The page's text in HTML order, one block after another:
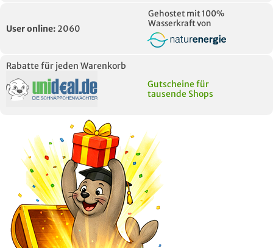
User online: 2060
Gehostet mit 100%
Wasserkraft von
Rabatte für jeden Warenkorb
Gutscheine für
tausende Shops